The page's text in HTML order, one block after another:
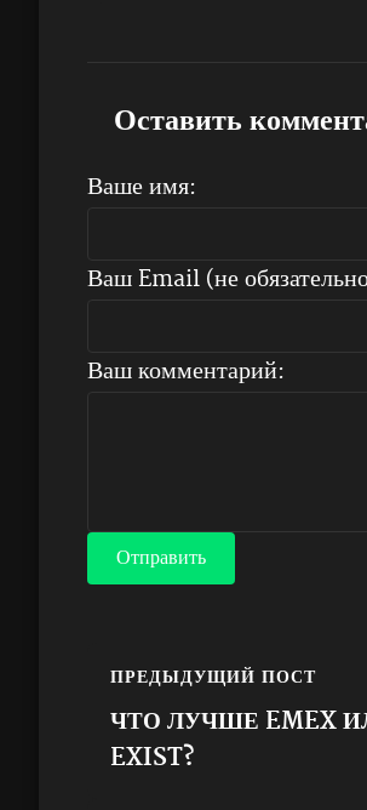
Оставить
Ваше имя:
Ваш Email (не
Ваш комментарий:
Отправить
ПРЕДЫДУЩИЙ ПОСТ
ЧТО ЛУЧШЕ EMEX
EXIST?